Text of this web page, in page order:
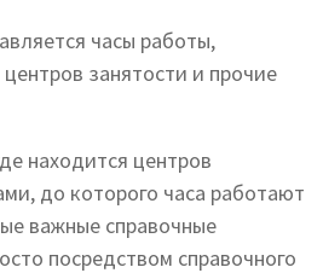
часы работы,
занятости и прочие
находится центров
до которого часа работают
важные справочные
посредством справочного